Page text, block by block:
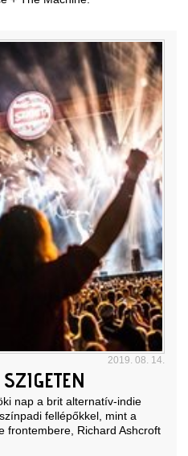
2019. 08. 14.
nap a brit alternatív-indie
fellépőkkel, mint a
frontembere, Richard Ashcroft